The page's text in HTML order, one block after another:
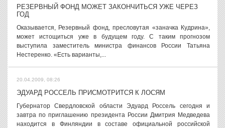
РЕЗЕРВНЫЙ ФОНД МОЖЕТ ЗАКОНЧИТЬСЯ УЖЕ ЧЕРЕЗ
ГОД
Оказывается, Резервный фонд, пресловутая «заначка Кудрина»,
может истощиться уже в будущем году. С таким прогнозом
выступила заместитель министра финансов России Татьяна
Нестеренко. «Есть варианты,...
20.04.2009, 08:26
ЭДУАРД РОССЕЛЬ ПРИСМОТРИТСЯ К ЛОСЯМ
Губернатор Свердловской области Эдуард Россель сегодня и
завтра по приглашению президента России Дмитрия Медведева
находится в Финляндии в составе официальной российской